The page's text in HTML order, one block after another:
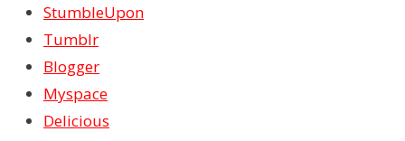
StumbleUpon
Tumblr
Blogger
Myspace
Delicious